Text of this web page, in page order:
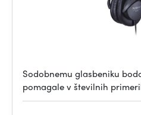
Sodobnemu glasbeniku
pomagale v številnih